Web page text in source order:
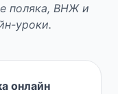
поляка, ВНЖ и
уроки.
онлайн